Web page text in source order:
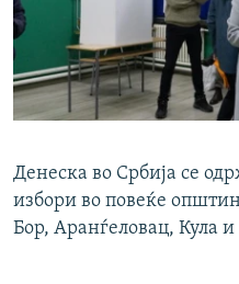
Денеска во Србија се
избори во повеќе
Бор, Аранѓеловац, Кула